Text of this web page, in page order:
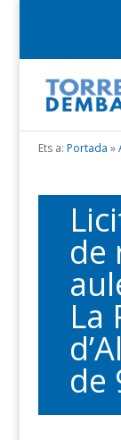
Ets a: Portada »
de
La
de